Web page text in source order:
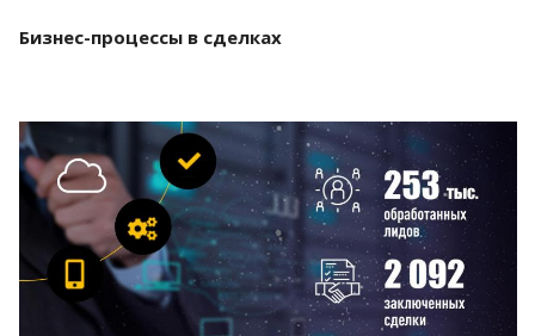
Бизнес-процессы в сделках
Смотреть проект